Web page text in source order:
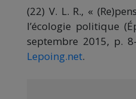
(22) V. L. R., «
l’écologie politique
septembre 2015, p.
Lepoing.net.